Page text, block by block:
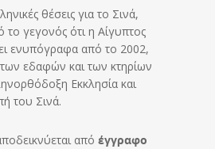
θέσεις για το Σινά,
το γεγονός ότι η Αίγυπτος
ενυπόγραφα από το 2002,
των εδαφών και των κτηρίων
Εκκλησία και
του Σινά.
από έγγραφο